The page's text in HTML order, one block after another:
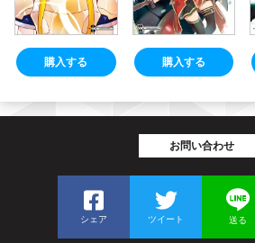
購入する 購入する
お問い合わせ
シェア ツイート 送る